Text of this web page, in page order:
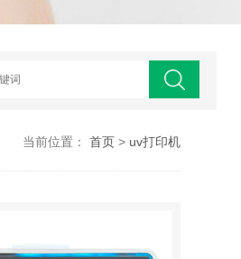
当前位置： 首页> uv打印机